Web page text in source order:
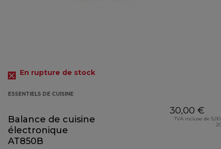
En rupture de stock
ESSENTIELS DE CUISINE
Balance de cuisine
électronique
AT850B
30,00 €
TVA incluse de